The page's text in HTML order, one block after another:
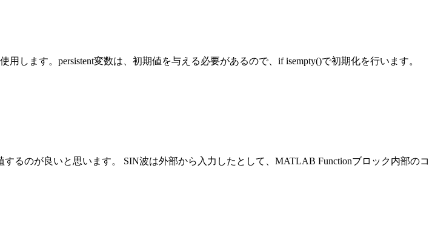
します。persistent変数は、初期値を与える必要があるので、if isempty()で初期化を行います。
るのが良いと思います。 SIN波は外部から入力したとして、MATLAB Functionブロック内部のコ